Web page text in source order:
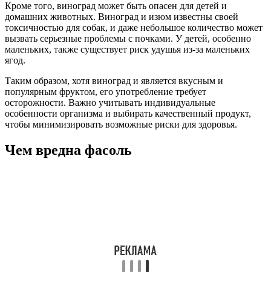
Кроме того, виноград может быть опасен для детей и
домашних животных. Виноград и изюм известны своей
токсичностью для собак, и даже небольшое количество может
вызвать серьезные проблемы с почками. У детей, особенно
маленьких, также существует риск удушья из-за маленьких
ягод.
Таким образом, хотя виноград и является вкусным и
популярным фруктом, его употребление требует
осторожности. Важно учитывать индивидуальные
особенности организма и выбирать качественный продукт,
чтобы минимизировать возможные риски для здоровья.
Чем вредна фасоль